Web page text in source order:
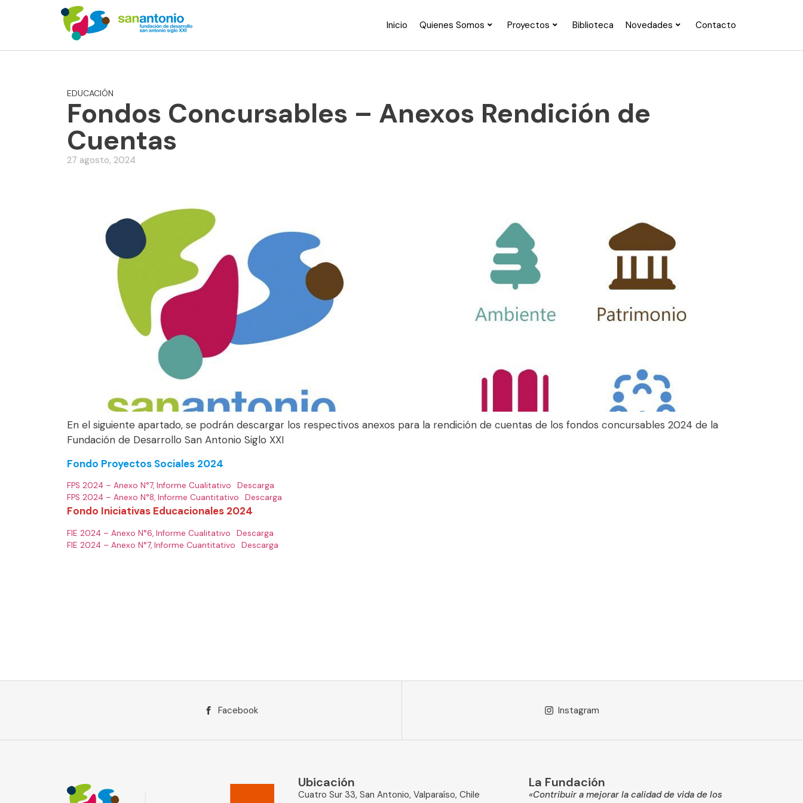
Inicio Quienes Somos Proyectos Biblioteca Novedades Contacto
EDUCACIÓN
Fondos Concursables – Anexos Rendición de
Cuentas
27 agosto, 2024
En el siguiente apartado, se podrán descargar los respectivos anexos para la rendición de cuentas de los fondos concursables 2024 de la
Fundación de Desarrollo San Antonio Siglo XXI
Fondo Proyectos Sociales 2024
FPS 2024 – Anexo N°7, Informe Cualitativo
Descarga
FPS 2024 – Anexo N°8, Informe Cuantitativo
Descarga
Fondo Iniciativas Educacionales 2024
FIE 2024 – Anexo N°6, Informe Cualitativo
Descarga
FIE 2024 – Anexo N°7, Informe Cuantitativo
Descarga
Facebook Instagram
Ubicación
Cuatro Sur 33, San Antonio, Valparaíso, Chile
La Fundación
«Contribuir a mejorar la calidad de vida de los